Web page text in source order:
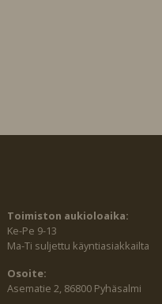
Toimiston aukioloaika:
Ke-Pe 9-13
Ma-Ti suljettu käyntiasiakkailta
Osoite:
Asematie 2, 86800 Pyhäsalmi